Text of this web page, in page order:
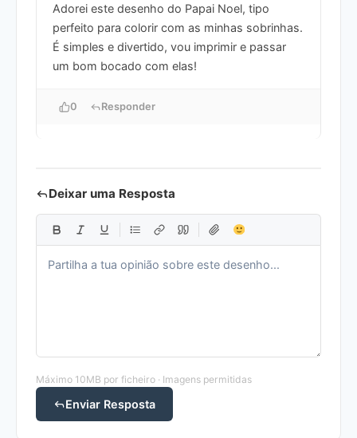
Adorei este desenho do Papai Noel, tipo
perfeito para colorir com as minhas sobrinhas.
É simples e divertido, vou imprimir e passar
um bom bocado com elas!
0 Responder
Deixar uma Resposta
Máximo 10MB por ficheiro · Imagens permitidas
Enviar Resposta